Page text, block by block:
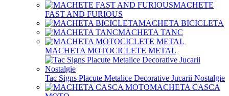
MACHETE
FAST AND FURIOUS
MACHETA BICICLETA
MACHETA TANC
MACHETA MOTOCICLETE METAL
Tac Signs Placute Metalice Decorative Jucarii Nostalgie
MACHETA CASCA